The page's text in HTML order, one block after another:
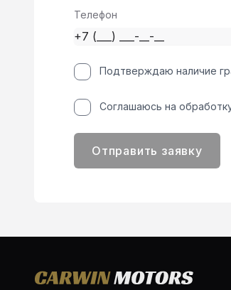
Телефон
Подтверждаю наличие
Соглашаюсь на
Отправить заявку